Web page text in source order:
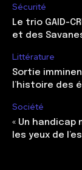
Sécurité
Le trio GAID-
et des
Littérature
Sortie
l’histoire des
Société
« Un handicap
les yeux de